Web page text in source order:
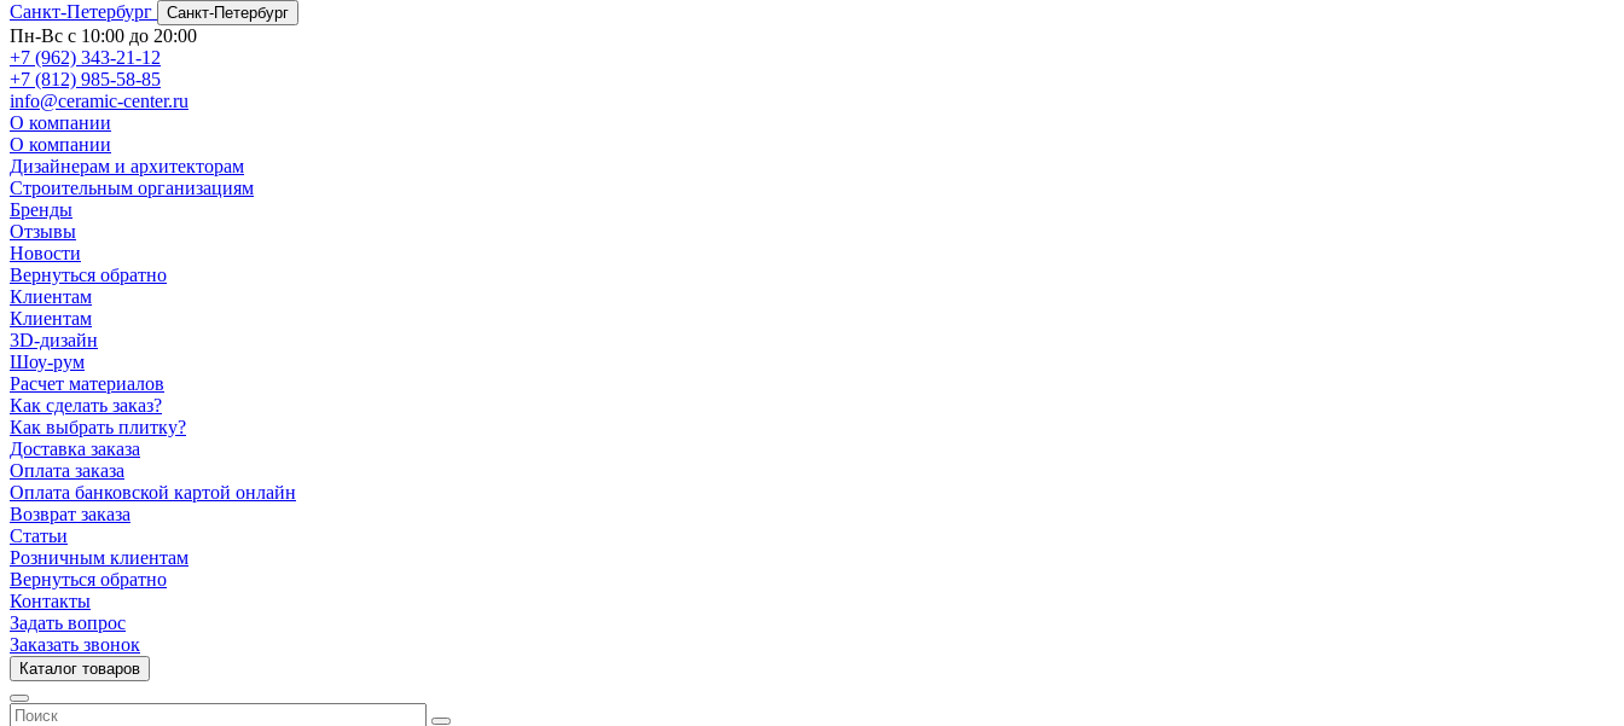
Санкт-Петербург
Санкт-Петербург
Пн-Вс с 10:00 до 20:00
+7 (962) 343-21-12
+7 (812) 985-58-85
info@ceramic-center.ru
О компании
О компании
Дизайнерам и архитекторам
Строительным организациям
Бренды
Отзывы
Новости
Вернуться обратно
Клиентам
Клиентам
3D-дизайн
Шоу-рум
Расчет материалов
Как сделать заказ?
Как выбрать плитку?
Доставка заказа
Оплата заказа
Оплата банковской картой онлайн
Возврат заказа
Статьи
Розничным клиентам
Вернуться обратно
Контакты
Задать вопрос
Заказать звонок
Каталог товаров